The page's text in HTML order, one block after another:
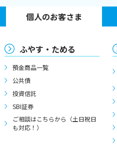
個人のお客さま
ふやす・ためる
預金商品一覧
公共債
投資信託
SBI証券
ご相談はこちらから（土日祝日
も対応！）